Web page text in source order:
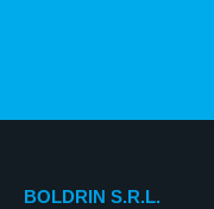
BOLDRIN S.R.L.